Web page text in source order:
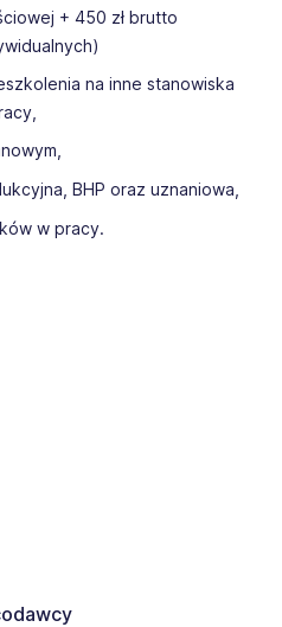
+ 450 zł brutto
na inne stanowiska
BHP oraz uznaniowa,
w pracy.